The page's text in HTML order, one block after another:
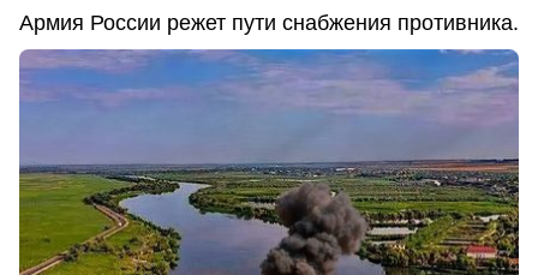
Армия России режет пути снабжения противника.